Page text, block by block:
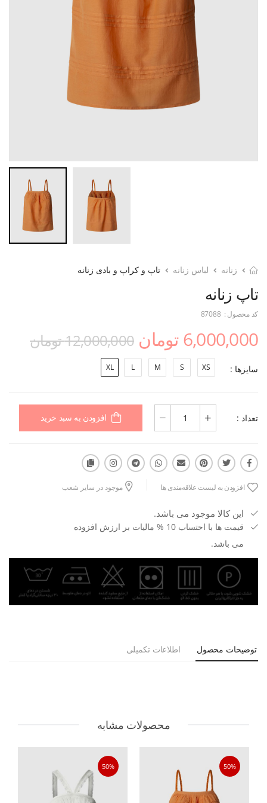
زنانه لباس زنانه تاپ و کراپ و بادی زنانه
تاپ زنانه
کد محصول : 87088
6,000,000 تومان 12,000,000 تومان
سایزها : XS
S
M
L
XL
تعداد : افزودن به سبد خرید
افزودن به لیست علاقه‌مندی ها موجود در سایر شعب
این کالا موجود می باشد.
قیمت ها با احتساب 10 % مالیات بر ارزش افزوده
می باشد.
توضیحات محصول اطلاعات تکمیلی
محصولات مشابه
50%
50%